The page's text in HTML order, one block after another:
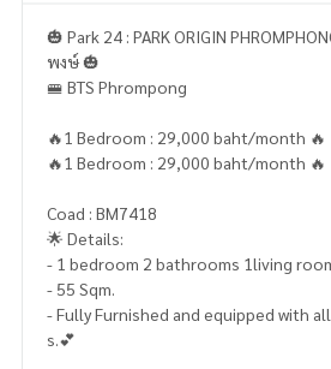
🎃 Park 24 : PARK ORIGIN
พงษ์ 🎃
🚝 BTS Phrompong
🔥1 Bedroom : 29,000 baht/month 🔥
🔥1 Bedroom : 29,000 baht/month 🔥
Coad : BM7418
🌟 Details:
- 1 bedroom 2 bathrooms 1living
- 55 Sqm.
- Fully Furnished and equipped with
s.💕